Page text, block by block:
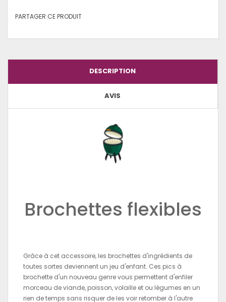
PARTAGER CE PRODUIT
DESCRIPTION
AVIS
Brochettes flexibles
Grâce à cet accessoire, les brochettes d'ingrédients de
toutes sortes deviennent un jeu d'enfant. Ces pics à
brochette d'un nouveau genre vous permettent d'enfiler
morceau de viande, poisson, volaille et ou légumes en un
rien de temps sans risquer de les voir retomber à l'autre